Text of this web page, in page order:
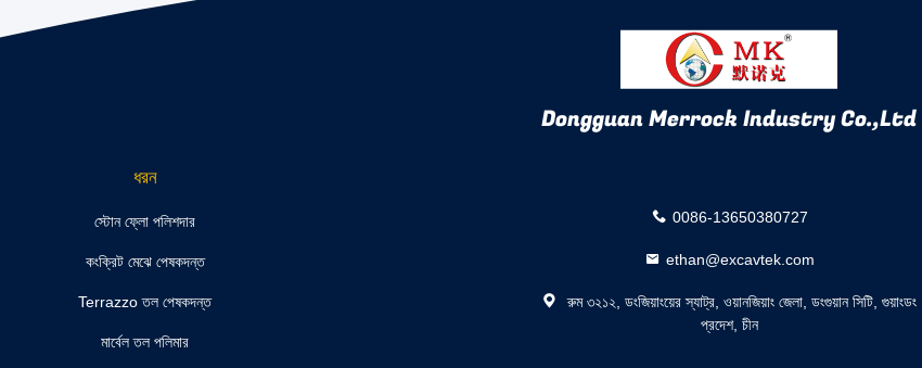
Dongguan Merrock Industry Co.,Ltd
ধরন
স্টোন ফ্লো পলিশদার
কংক্রিট মেঝে পেষকদন্ত
Terrazzo তল পেষকদন্ত
মার্বেল তল পলিমার
0086-13650380727
ethan@excavtek.com
রুম ৩২১২, ডংজিয়াংয়ের স্যাট্র, ওয়ানজিয়াং জেলা, ডংগুয়ান সিটি, গুয়াংডং
প্রদেশ, চীন